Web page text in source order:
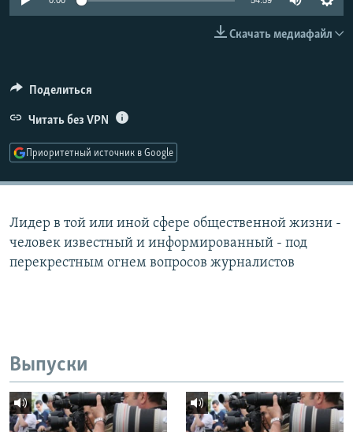
РАСПИСАНИЕ ВЕЩАНИЯ
СОЦИАЛЬНЫЕ СЕТИ
Скачать медиафайл
Поделиться
Читать без VPN
Приоритетный источник в Google
Лидер в той или иной сфере общественной жизни -
человек известный и информированный - под
перекрестным огнем вопросов журналистов
Выпуски